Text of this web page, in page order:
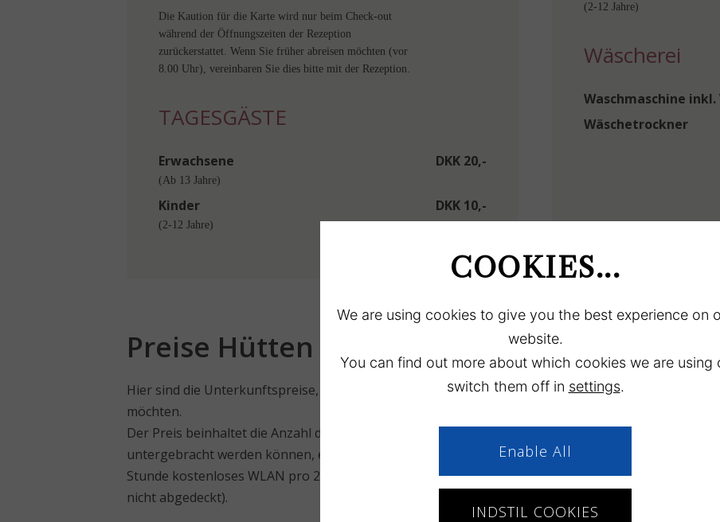
Die Kaution für die Karte wird nur beim Check-out
während der Öffnungszeiten der Rezeption
zurückerstattet. Wenn Sie früher abreisen möchten (vor
8.00 Uhr), vereinbaren Sie dies bitte mit der Rezeption.
TAGESGÄSTE
Erwachsene DKK 20,-
(Ab 13 Jahre)
Kinder DKK 10,-
(2-12 Jahre)
(2-12 Jahre)
Wäscherei
Waschmaschine
Wäschetrockner
Preise Hütten
Hier sind die Unterkunftspreise, wenn Sie eine Hütte mieten
möchten.
Der Preis beinhaltet die Anzahl der Personen, die in der Kabine
untergebracht werden können, einschließlich Dusche und 1
Stunde kostenloses WLAN pro 24 Stunden (der gesamte Platz ist
nicht abgedeckt).
COOKIES...
We are using cookies to give you the best experience on
website.
You can find out more about which cookies we are using
switch them off in settings.
INDSTIL COOKIES
Enable All